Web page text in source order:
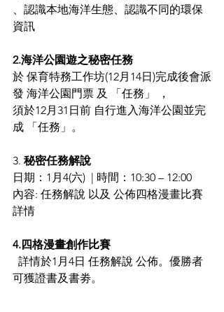
、認識本地海洋生態、認識不同的環保
資訊
2.海洋公園遊之秘密任務
於 保育特務工作坊(12月14日)完成後會派
發 海洋公園門票 及 「任務」 ，
須於12月31日前 自行進入海洋公園並完
成 「任務」。
3. 秘密任務解說
日期：1月4(六)  | 時間：10:30 – 12:00
內容: 任務解說 以及 公佈四格漫畫比賽
詳情
4.四格漫畫創作比賽
可獲證書及書劵。